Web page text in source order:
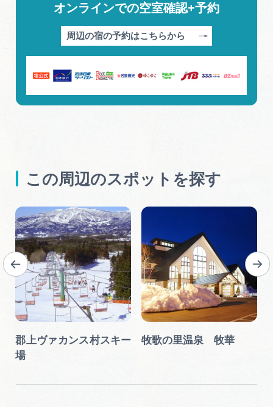
オンラインでの空室確認+予約
周辺の宿の予約はこちらから
この周辺のスポットを探す
郡上ヴァカンス村スキー
場
牧歌の里温泉 牧華